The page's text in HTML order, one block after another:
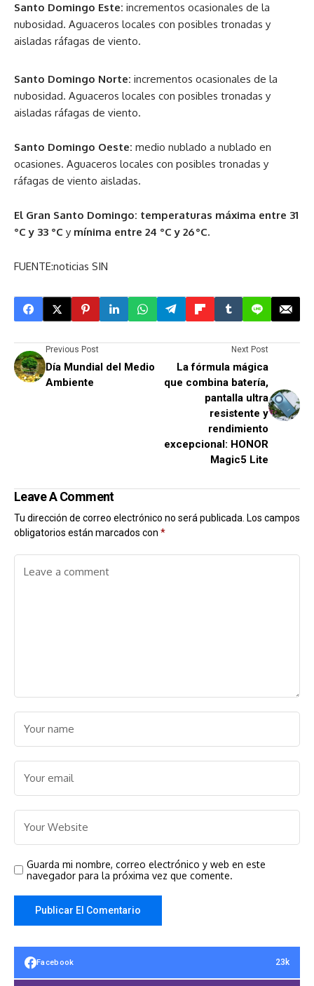
Santo Domingo Este: incrementos ocasionales de la
nubosidad. Aguaceros locales con posibles tronadas y
aisladas ráfagas de viento.
Santo Domingo Norte: incrementos ocasionales de la
nubosidad. Aguaceros locales con posibles tronadas y
aisladas ráfagas de viento.
Santo Domingo Oeste: medio nublado a nublado en
ocasiones. Aguaceros locales con posibles tronadas y
ráfagas de viento aisladas.
El Gran Santo Domingo: temperaturas máxima entre 31
°C y 33 °C y mínima entre 24 °C y 26 °C.
FUENTE:noticias SIN
Previous Post
Día Mundial del Medio
Ambiente
Next Post
La fórmula mágica
que combina batería,
pantalla ultra
resistente y
rendimiento
excepcional: HONOR
Magic5 Lite
Leave A Comment
Tu dirección de correo electrónico no será publicada. Los campos
obligatorios están marcados con *
Guarda mi nombre, correo electrónico y web en este
navegador para la próxima vez que comente.
Facebook 23k